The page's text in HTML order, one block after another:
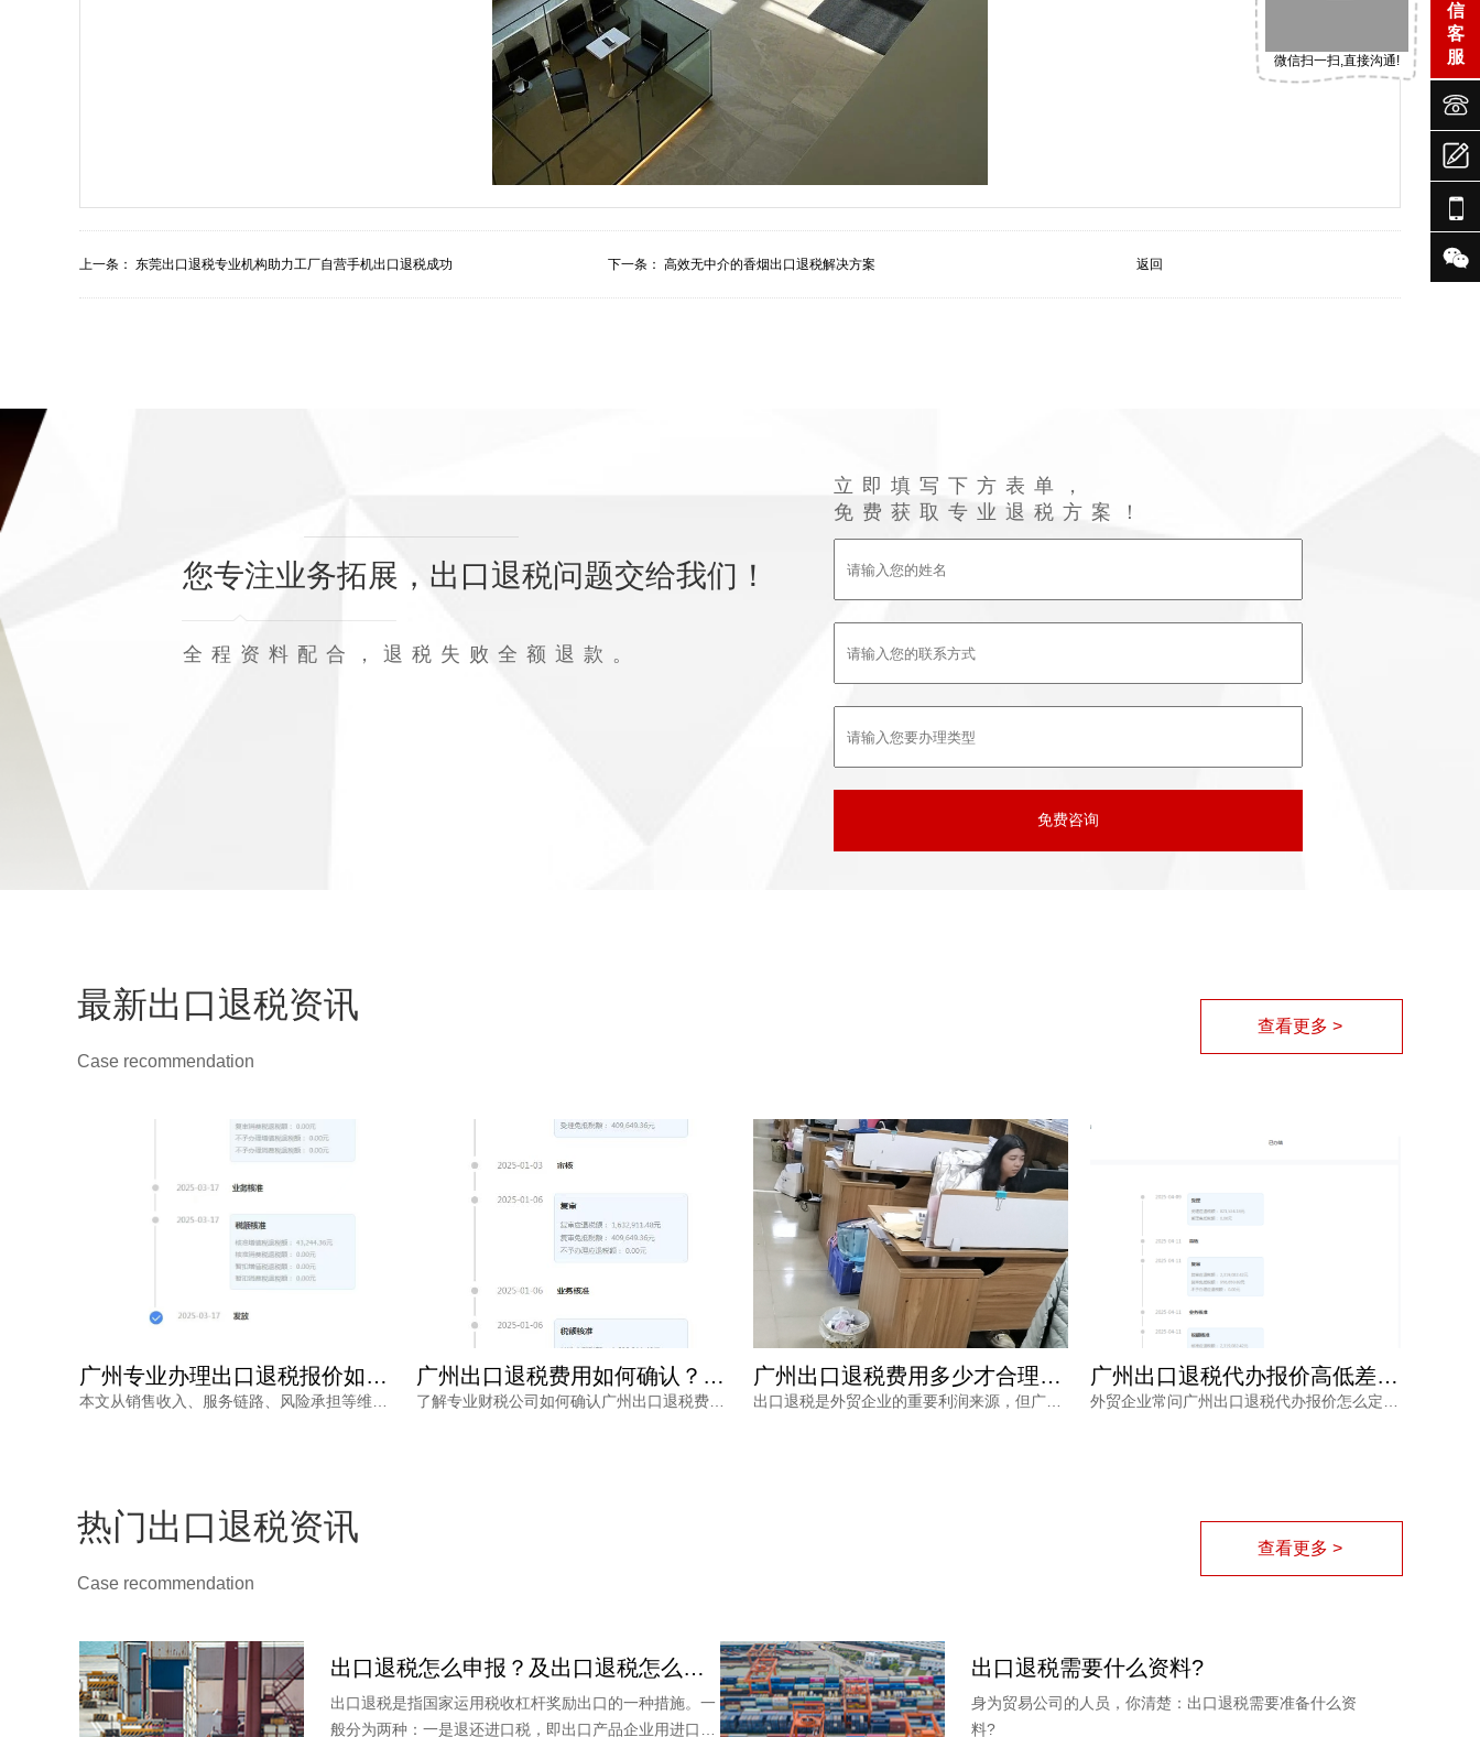
上一条： 东莞出口退税专业机构助力工厂自营手机出口退税成功 下一条： 高效无中介的香烟出口退税解决方案 返回
您专注业务拓展，出口退税问题交给我们！
全程资料配合，退税失败全额退款。
立即填写下方表单，
免费获取专业退税方案！
最新出口退税资讯
Case recommendation
查看更多 >
广州专业办理出口退税报价如何确定？看完不再被低价套路 广州出口退税费用如何确认？专业财税公司根据什么定价？ 广州出口退税费用多少才合理？别让隐形收费拖垮你的利润 广州出口退税代办报价高低差在哪？从失败退款看真实价值
热门出口退税资讯
Case recommendation
查看更多 >
出口退税怎么申报？及出口退税怎么进行填写增值税申报表?
出口退税是指国家运用税收杠杆奖励出口的一种措施。一
般分为两种：一是退还进口税，即出口产品企业用进口原
出口退税需要什么资料?
身为贸易公司的人员，你清楚：出口退税需要准备什么资
料?
信
客
服
微信扫一扫,直接沟通!




